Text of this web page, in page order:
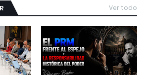
Ver todo